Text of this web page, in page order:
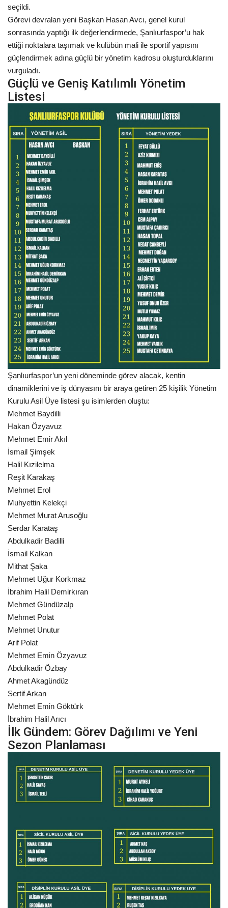
Kültür Sanat
seçildi.
Görevi devralan yeni Başkan Hasan Avcı, genel kurul
sonrasında yaptığı ilk değerlendirmede, Şanlıurfaspor’u hak
ettiği noktalara taşımak ve kulübün mali ile sportif yapısını
güçlendirmek adına güçlü bir yönetim kadrosu oluşturduklarını
vurguladı.
Güçlü ve Geniş Katılımlı Yönetim
Listesi
Şanlıurfaspor’un yeni döneminde görev alacak, kentin
dinamiklerini ve iş dünyasını bir araya getiren 25 kişilik Yönetim
Kurulu Asil Üye listesi şu isimlerden oluştu:
Mehmet Baydilli
Hakan Özyavuz
Mehmet Emir Akıl
İsmail Şimşek
Halil Kızilelma
Reşit Karakaş
Mehmet Erol
Muhyettin Kelekçi
Mehmet Murat Arusoğlu
Serdar Karataş
Abdulkadir Badilli
İsmail Kalkan
Mithat Şaka
Mehmet Uğur Korkmaz
İbrahim Halil Demirkıran
Mehmet Gündüzalp
Mehmet Polat
Mehmet Unutur
Arif Polat
Mehmet Emin Özyavuz
Abdulkadir Özbay
Ahmet Akagündüz
Sertif Arkan
Mehmet Emin Göktürk
İbrahim Halil Arıcı
İlk Gündem: Görev Dağılımı ve Yeni
Sezon Planlaması